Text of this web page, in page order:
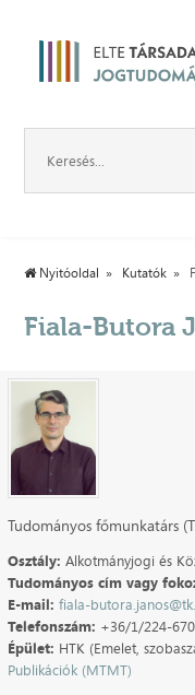
Nyitóoldal Kutatók
Fiala-Butora
Tudományos főmunkatárs
Osztály: Alkotmányjogi és
Tudományos cím vagy
E-mail: fiala-
Telefonszám: +36/1/224-
Épület: HTK (Emelet,
Publikációk (MTMT)